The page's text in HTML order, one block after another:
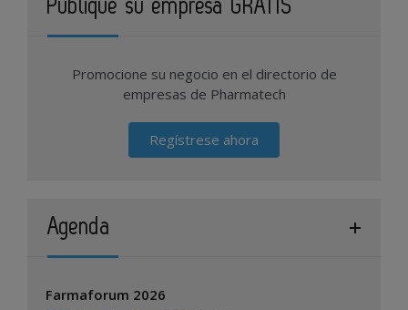
Publique su empresa GRATIS
Promocione su negocio en el directorio de
empresas de Pharmatech
Regístrese ahora
Agenda
Farmaforum 2026